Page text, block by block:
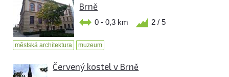
Brně
0 - 0,3 km 2 / 5
městská architektura muzeum
Červený kostel v Brně